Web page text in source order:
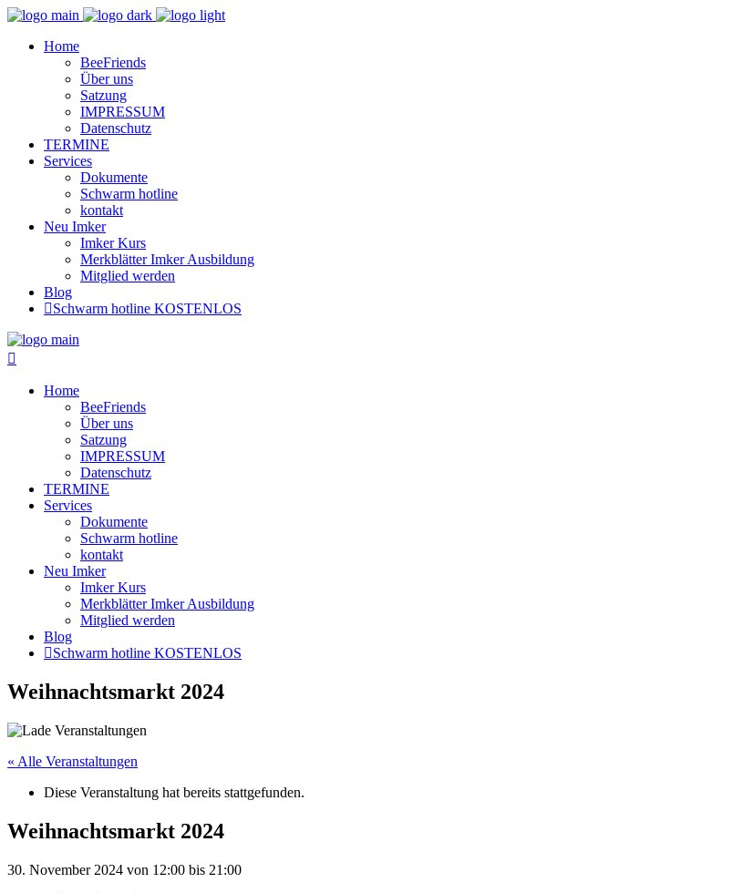
Home
BeeFriends
Über uns
Satzung
IMPRESSUM
Datenschutz
TERMINE
Services
Dokumente
Schwarm hotline
kontakt
Neu Imker
Imker Kurs
Merkblätter Imker Ausbildung
Mitglied werden
Blog
Schwarm hotline KOSTENLOS
Home
BeeFriends
Über uns
Satzung
IMPRESSUM
Datenschutz
TERMINE
Services
Dokumente
Schwarm hotline
kontakt
Neu Imker
Imker Kurs
Merkblätter Imker Ausbildung
Mitglied werden
Blog
Schwarm hotline KOSTENLOS
Weihnachtsmarkt 2024
« Alle Veranstaltungen
Diese Veranstaltung hat bereits stattgefunden.
Weihnachtsmarkt 2024
30. November 2024 von 12:00 bis 21:00